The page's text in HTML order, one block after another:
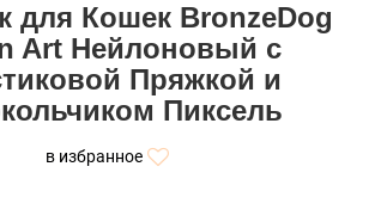
для Кошек BronzeDog
Art Нейлоновый с
Пряжкой и
Пиксель
в избранное